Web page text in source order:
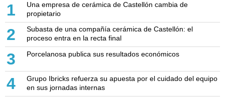
1
Una empresa de cerámica de Castellón cambia de
propietario
2
Subasta de una compañía cerámica de Castellón: el
proceso entra en la recta final
3 Porcelanosa publica sus resultados económicos
4
Grupo Ibricks refuerza su apuesta por el cuidado del equipo
en sus jornadas internas